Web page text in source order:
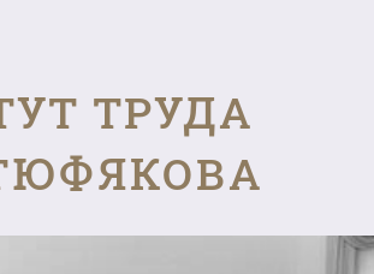
ТРУДА